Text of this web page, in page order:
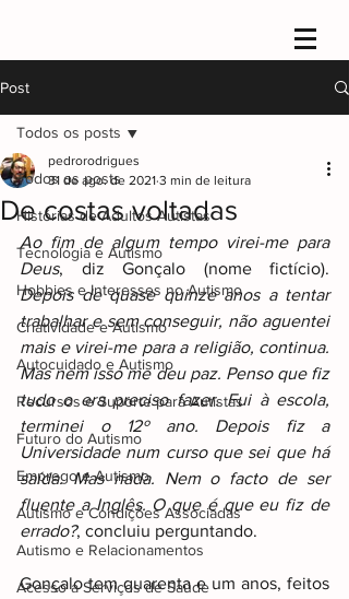
Post
Todos os posts
Histórias de Adultos Autistas
Tecnologia e Autismo
Hobbies e Interesses no Autismo
Criatividade e Autismo
Autocuidado e Autismo
Recursos e Suporte para Autistas
Futuro do Autismo
Emprego e Autismo
Autismo e Condições Associadas
Autismo e Relacionamentos
Acesso a Serviços de Saúde
Todos os posts
De costas voltadas
pedrorodrigues
31 de ago. de 2021 3 min de leitura
Ao fim de algum tempo virei-me para
Deus
Depois de quase quinze anos a tentar
trabalhar e sem conseguir, não aguentei
mais e virei-me para a religião, continua.
Mas nem isso me deu paz. Penso que fiz
tudo o era preciso fazer. Fui à escola,
terminei o 12º ano. Depois fiz a
Universidade num curso que sei que há
saída. Mas nada. Nem o facto de ser
fluente a Inglês. O que é que eu fiz de
errado?, concluiu perguntando.
Gonçalo tem quarenta e um anos, feitos